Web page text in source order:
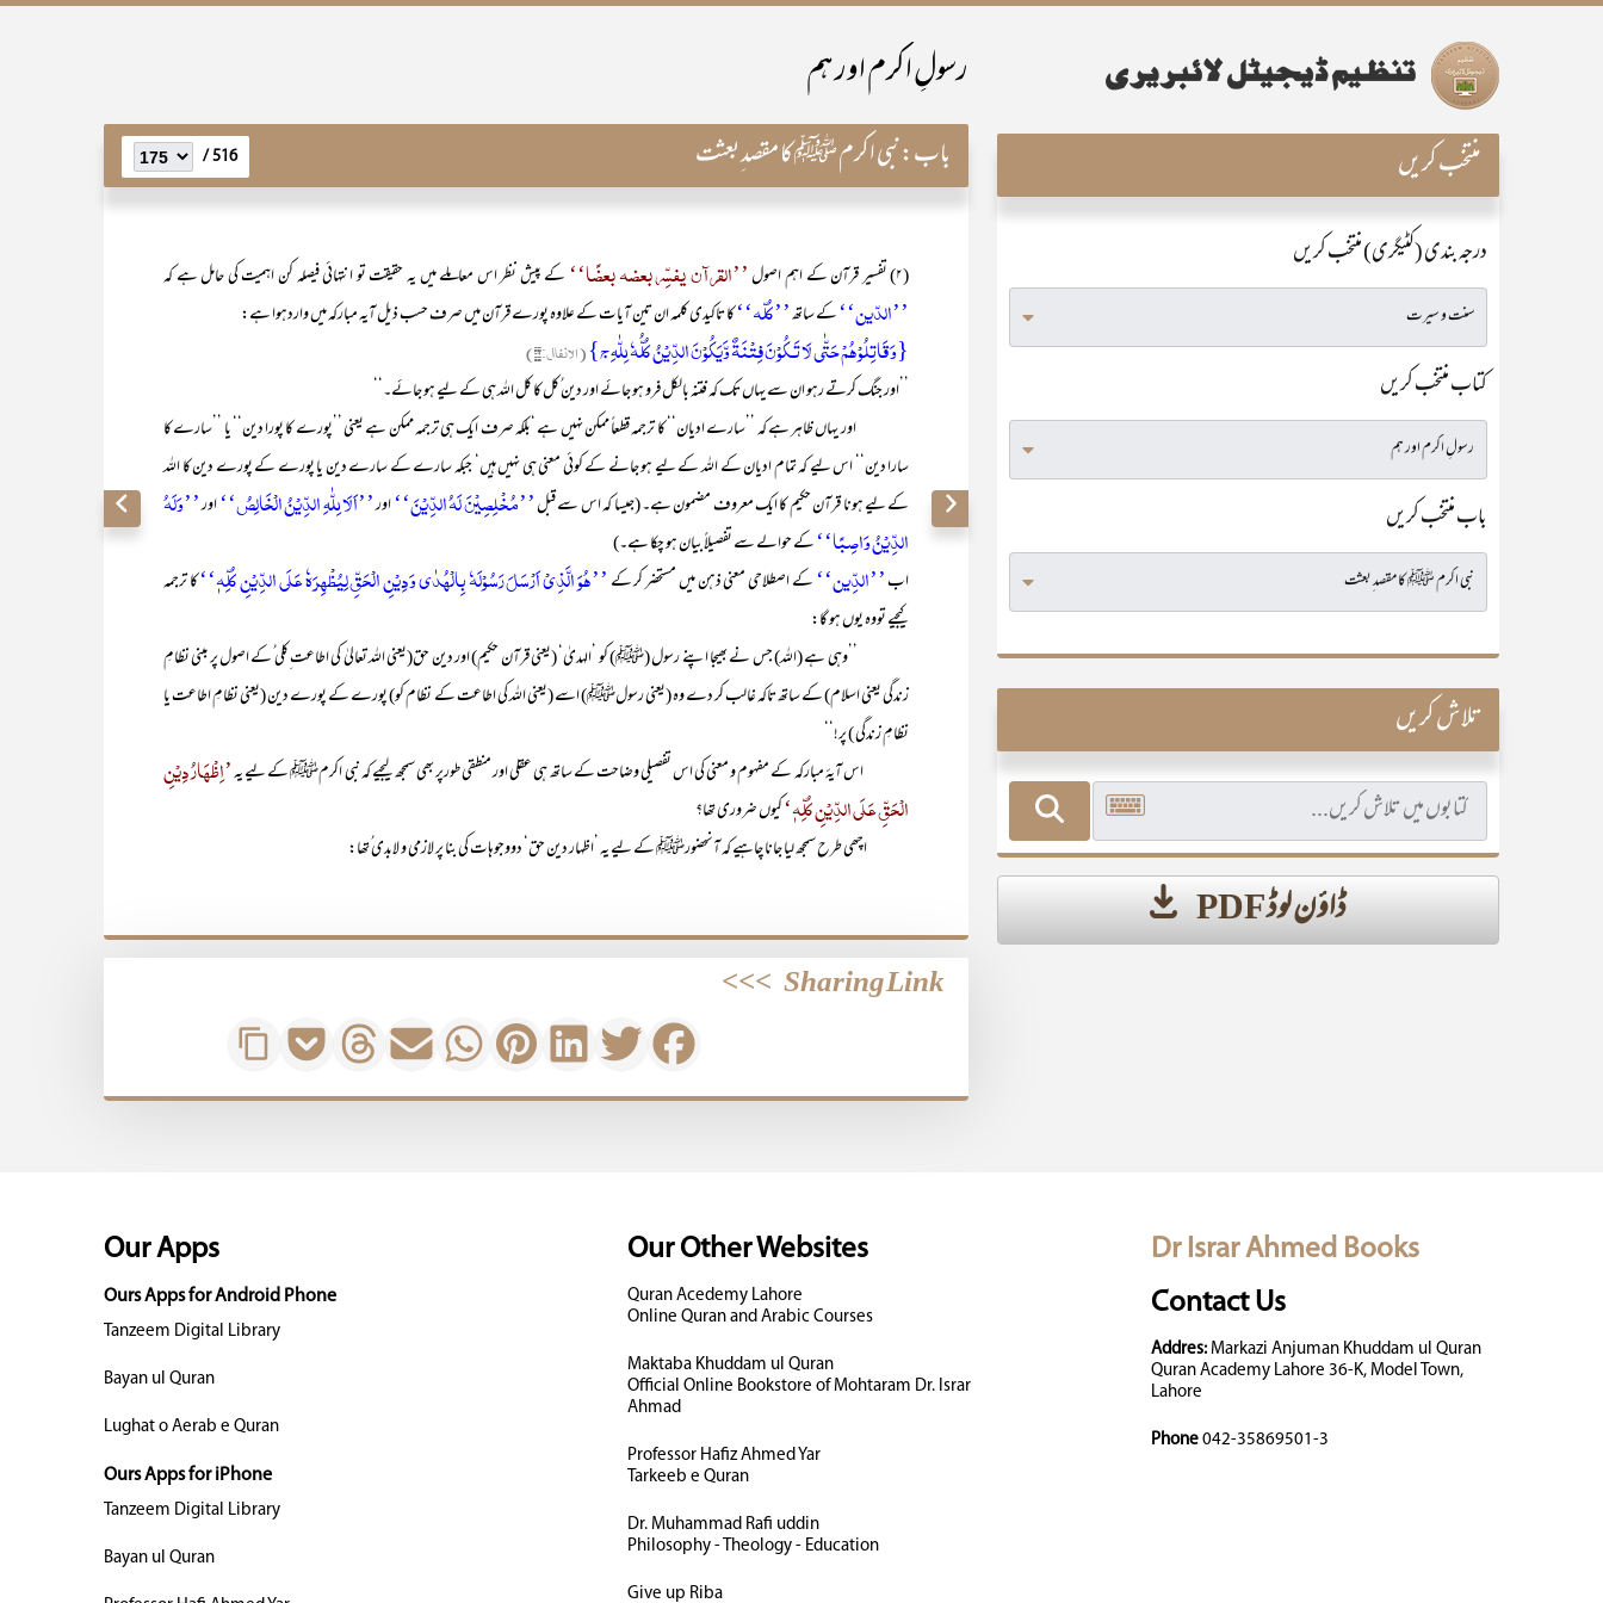
رسولِ اکرم اور ہم
باب:نبی اکرم ﷺ کا مقصد ِبعثت 516 /
(۲) تفسیر قرآن کے اہم اصول ’’القرآن یفسِّر بعضہ بعضًا‘‘ کے پیش نظر اس معاملے میں یہ حقیقت تو انتہائی فیصلہ کن اہمیت کی حامل ہے کہ
’’الدّین‘‘کے ساتھ’’کُلّہ‘‘کا تاکیدی کلمہ ان تین آیات کے علاوہ پورے قرآن میں صرف حسب ذیل آیہ مبارکہ میں واردہوا ہے:
{وَقَاتِلُوْھُمْ حَتّٰی لَا تَـکُوْنَ فِتْنَۃٌ وَّیَکُوْنَ الدِّیْنُ کُلُّہٗ لِلّٰہِ ج}(الانفال:۳۹)
’’اور جنگ کرتے رہو ان سے یہاں تک کہ فتنہ بالکل فرو ہو جائے اور دین ُکل کا کل اللہ ہی کے لیے ہو جائے۔‘‘
اور یہاں ظاہر ہے کہ ’’سارے ادیان‘‘ کا ترجمہ قطعاً ممکن نہیں ہے ‘بلکہ صرف ایک ہی ترجمہ ممکن ہے یعنی ’’پورے کا پورا دین‘‘ یا ’’سارے کا
سارا دین‘‘ اس لیے کہ تمام ادیان کے اللہ کے لیے ہو جانے کے کوئی معنی ہی نہیں ہیں‘ جبکہ سارے کے سارے دین یا پورے کے پورے دین کا اللہ
کے لیے ہونا قرآن حکیم کا ایک معروف مضمون ہے۔ (جیسا کہ اس سے قبل’’مُخْلِصِیْنَ لَہُ الدِّیْنَ‘‘اور’’اَلَا لِلّٰہِ الدِّیْنُ الْخَالِصُ‘‘اور’’وَلَہُ
الدِّیْنُ وَاصِبًا‘‘کے حوالے سے تفصیلاً بیان ہو چکا ہے۔)
اب’’الدِّین‘‘کے اصطلاحی معنی ذہن میں مستحضر کر کے’’ھُوَ الَّذِیْ اَرْسَلَ رَسُوْلَہٗ بِالْھُدٰی وَدِیْنِ الْحَقِّ لِیُظْھِرَہٗ عَلَی الدِّیْنِ کُلِّہٖ‘‘کا ترجمہ
کیجیے تووہ یوں ہو گا:
’’وہی ہے (اللہ) جس نے بھیجا اپنے رسول (ﷺ) کو ’الہدیٰ‘ (یعنی قرآن حکیم) اور دین حق(یعنی اللہ تعالیٰ کی اطاعت ِکلی ُکے اصول پر مبنی نظامِ
زندگی یعنی اسلام) کے ساتھ تاکہ غالب کر دے وہ (یعنی رسولﷺ) اسے (یعنی اللہ کی اطاعت کے نظام کو) پورے کے پورے دین (یعنی نظامِ اطاعت یا
نظامِ زندگی ) پر!‘‘
اس آیۂ مبارکہ کے مفہوم و معنی کی اس تفصیلی وضاحت کے ساتھ ہی عقلی اور منطقی طورپر بھی سمجھ لیجیے کہ نبی اکرمﷺ کے لیے یہ’اِظْہَارُ دِیْنِ
الْحَقِّ عَلَی الدِّیْنِ کُلِّہٖ‘کیوں ضروری تھا؟
اچھی طرح سمجھ لیا جانا چاہیے کہ آنحضورﷺ کے لیے یہ ’اظہار دین حق‘ دووجوہات کی بنا پر لازمی و لابدی ُتھا:
Sharing Link
>>>
منتخب کریں
درجہ بندی (کٹیگری) منتخب کریں
کتاب منتخب کریں
باب منتخب کریں
تلاش کریں
ڈاؤن لوڈ PDF
Dr Israr Ahmed Books
Contact Us
Addres:Markazi Anjuman Khuddam ul Quran
Quran Academy Lahore 36-K, Model Town,
Lahore
Phone 042-35869501-3
Our Other Websites
Quran Acedemy Lahore
Online Quran and Arabic Courses
Maktaba Khuddam ul Quran
Official Online Bookstore of Mohtaram Dr. Israr
Ahmad
Professor Hafiz Ahmed Yar
Tarkeeb e Quran
Dr. Muhammad Rafi uddin
Philosophy - Theology - Education
Give up Riba
Our Apps
Ours Apps for Android Phone
Tanzeem Digital Library
Bayan ul Quran
Lughat o Aerab e Quran
Ours Apps for iPhone
Tanzeem Digital Library
Bayan ul Quran